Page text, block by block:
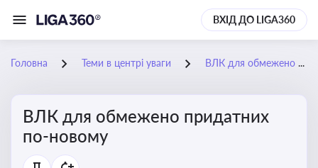
ВХІД ДО LIGA360
Головна Теми в центрі уваги ВЛК для обмежено придатних по-новому
ВЛК для обмежено придатних
по-новому